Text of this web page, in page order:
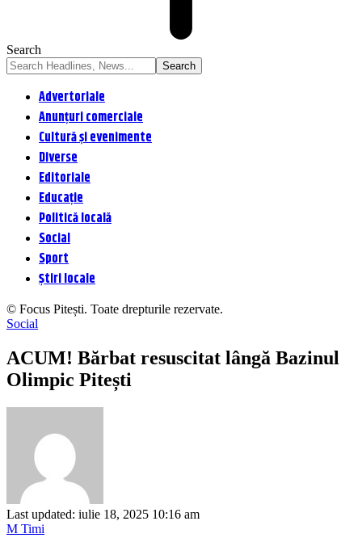
Search
Advertoriale
Anunțuri comerciale
Cultură și evenimente
Diverse
Editoriale
Educație
Politică locală
Social
Sport
Știri locale
© Focus Pitești. Toate drepturile rezervate.
Social
ACUM! Bărbat resuscitat lângă Bazinul
Olimpic Pitești
Last updated: iulie 18, 2025 10:16 am
M Timi